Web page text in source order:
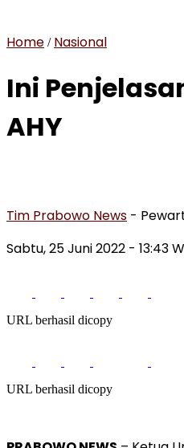
Home / Nasional
Ini
AHY
Tim Prabowo News -
Sabtu, 25 Juni 2022 - 13:43
URL berhasil dicopy
URL berhasil dicopy